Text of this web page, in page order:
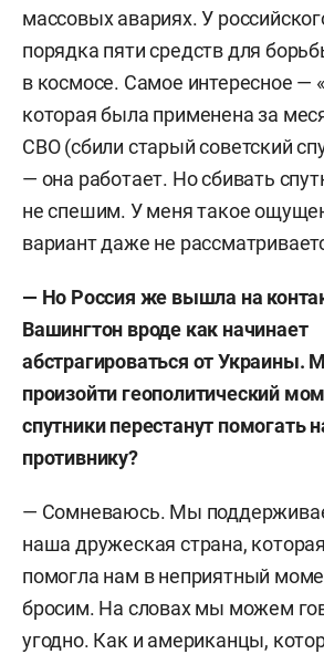
массовых авариях. У
порядка пяти средств для
в космосе. Самое интересное —
которая была применена за
СВО (сбили старый советский
— она работает. Но сбивать
не спешим. У меня такое
вариант даже не
— Но Россия же вышла на
Вашингтон вроде как начинает
абстрагироваться от Украины.
произойти геополитический
спутники перестанут помогать
противнику?
— Сомневаюсь. Мы
наша дружеская страна,
помогла нам в неприятный
бросим. На словах мы можем
угодно. Как и американцы,